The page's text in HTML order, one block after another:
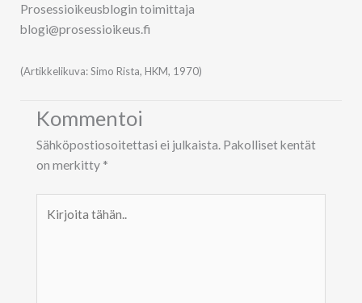
Prosessioikeusblogin toimittaja
blogi@prosessioikeus.fi
(Artikkelikuva: Simo Rista, HKM, 1970)
Kommentoi
Sähköpostiosoitettasi ei julkaista. Pakolliset kentät
on merkitty *
tähän..